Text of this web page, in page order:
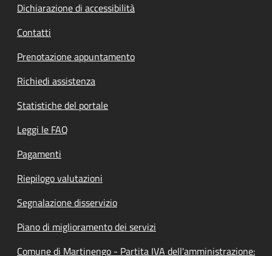
Dichiarazione di accessibilità
Contatti
Prenotazione appuntamento
Richiedi assistenza
Statistiche del portale
Leggi le FAQ
Pagamenti
Riepilogo valutazioni
Segnalazione disservizio
Piano di miglioramento dei servizi
Comune di Martinengo - Partita IVA dell'amministrazione: